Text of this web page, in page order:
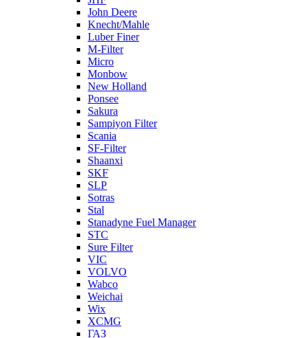
John Deere
Knecht/Mahle
Luber Finer
M-Filter
Micro
Monbow
New Holland
Ponsee
Sakura
Sampiyon Filter
Scania
SF-Filter
Shaanxi
SKF
SLP
Sotras
Stal
Stanadyne Fuel Manager
STC
Sure Filter
VIC
VOLVO
Wabco
Weichai
Wix
XCMG
ГАЗ